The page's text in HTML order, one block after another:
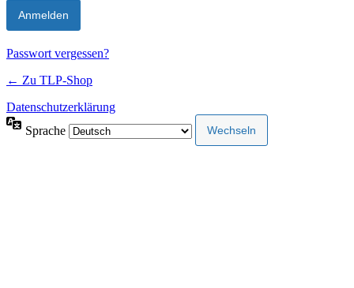
Passwort vergessen?
← Zu TLP-Shop
Datenschutzerklärung
Sprache